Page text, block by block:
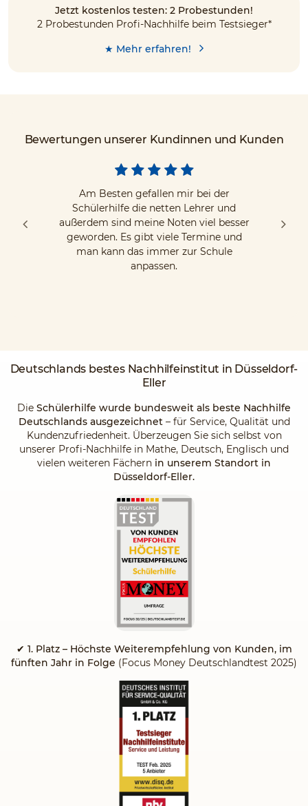
Jetzt kostenlos testen: 2 Probestunden!
2 Probestunden Profi-Nachhilfe beim Testsieger*
★ Mehr erfahren!
Bewertungen unserer Kundinnen und Kunden
Am Besten gefallen mir bei der
Schülerhilfe die netten Lehrer und
außerdem sind meine Noten viel besser
geworden. Es gibt viele Termine und
man kann das immer zur Schule
anpassen.
Deutschlands bestes Nachhilfeinstitut in Düsseldorf-
Eller
Die Schülerhilfe wurde bundesweit als beste Nachhilfe
Deutschlands ausgezeichnet – für Service, Qualität und
Kundenzufriedenheit. Überzeugen Sie sich selbst von
unserer Profi-Nachhilfe in Mathe, Deutsch, Englisch und
vielen weiteren Fächern in unserem Standort in
Düsseldorf-Eller.
✔ 1. Platz – Höchste Weiterempfehlung von Kunden, im
fünften Jahr in Folge (Focus Money Deutschlandtest 2025)